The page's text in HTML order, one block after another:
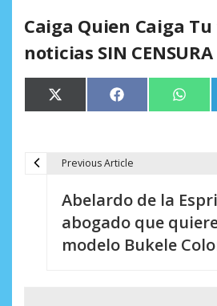
Caiga Quien Caiga
noticias SIN CENSURA
Compartir
en
X
(Twitter)
Compartir
en
Facebook
en
Previous Article
Abelardo de la
abogado que
modelo Bukele